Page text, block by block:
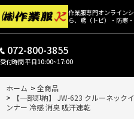
作業服専門オンライン
ら、鳶（トビ）・防寒
072-800-3855
受付時間 平日10:00~17:00
ホーム > 全商品
>
【一部即納】 JW-623 クルーネック
ンナー 冷感 消臭 吸汗速乾